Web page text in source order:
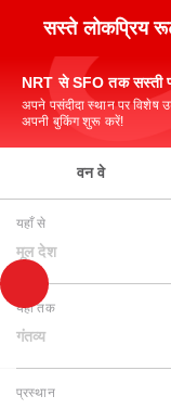
सस्ते लोकप्रिय
NRT से SFO तक सस्ती
अपने पसंदीदा स्थान पर विशेष
अपनी बुकिंग शुरू करें!
वन वे
यहाँ से
मूल देश
यहाँ तक
गंतव्य
प्रस्थान